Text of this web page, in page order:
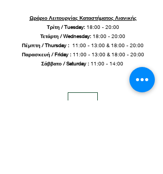
Ωράριο Λειτουργίας Καταστήματος Λιανικής
Τρίτη / Tuesday: 18:00 - 20:00
Τετάρτη / Wednesday: 18:00 - 20:00
Πέμπτη / Thursday : 11:00 - 13:00 & 18:00 - 20:00
Παρασκευή / Friday: 11:00 - 13:00 & 18:00 - 20:00
Σάββατο / Saturday :11:00 - 14:00